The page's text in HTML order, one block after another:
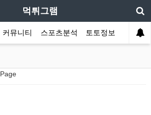
먹튀그램
커뮤니티 스포츠분석 토토정보
Page